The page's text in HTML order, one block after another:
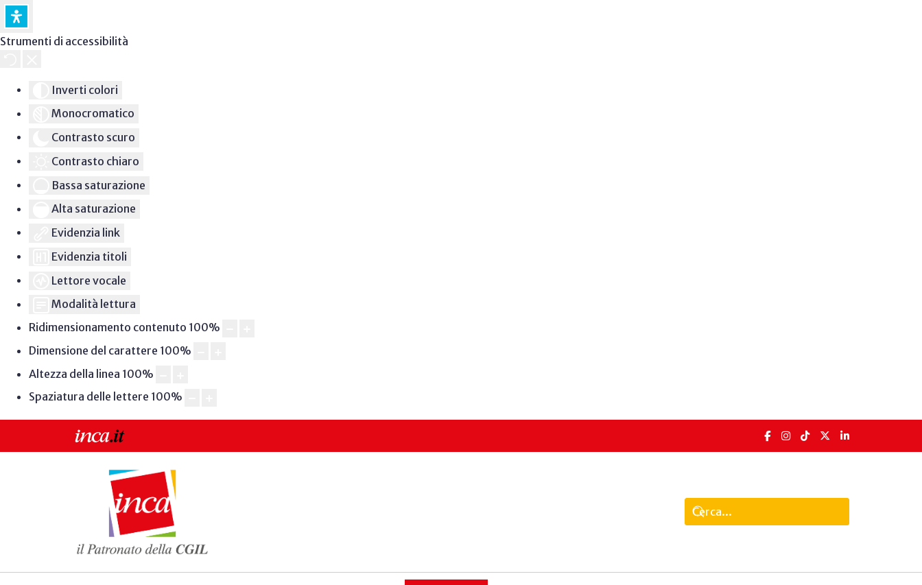
Strumenti di accessibilità
Inverti colori
Monocromatico
Contrasto scuro
Contrasto chiaro
Bassa saturazione
Alta saturazione
Evidenzia link
Evidenzia titoli
Lettore vocale
Modalità lettura
Ridimensionamento contenuto 100%
Dimensione del carattere 100%
Altezza della linea 100%
Spaziatura delle lettere 100%